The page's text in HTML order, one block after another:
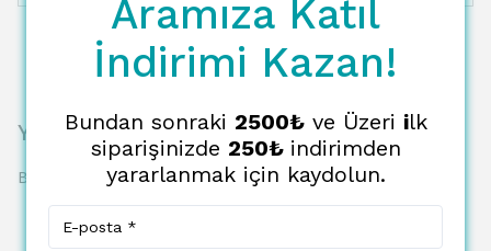
Yorumlar
Bu ürün için henüz yorum yapılmamış.
Aramıza Katıl
İndirimi Kazan!
Bundan sonraki 2500₺ve Üzeri ilk
siparişinizde 250₺ indirimden
yararlanmak için kaydolun.